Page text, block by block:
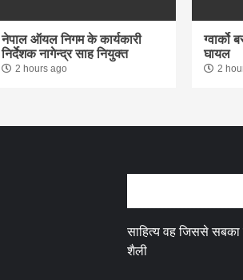
नेपाल ऑयल निगम के कार्यकारी
निर्देशक नागेन्द्र साह नियुक्त
2 hours ago
ग्वार्को
घायल
2
साहित्य वह जिससे
शैली